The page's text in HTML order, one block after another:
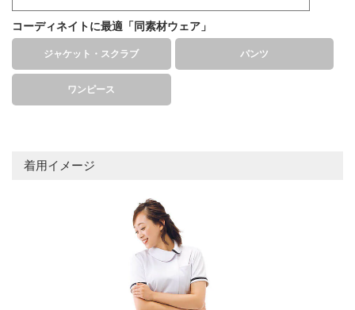
コーディネイトに最適「同素材ウェア」
ジャケット・スクラブ パンツ
ワンピース
着用イメージ